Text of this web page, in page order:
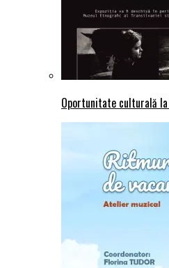
Oportunitate culturală la